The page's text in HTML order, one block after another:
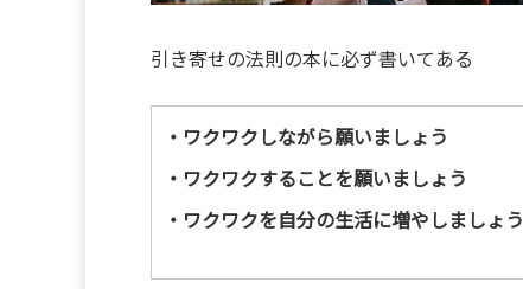
引き寄せの法則の本に必ず書いてある
・ワクワクしながら願いましょう
・ワクワクすることを願いましょう
・ワクワクを自分の生活に増やしましょう